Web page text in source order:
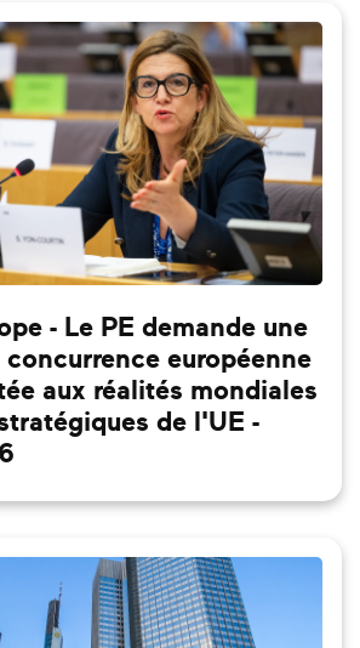
- Le PE demande une
européenne
aux réalités mondiales
de l'UE -